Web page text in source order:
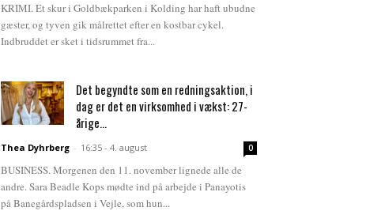
KRIMI. Et skur i Goldbækparken i Kolding har haft ubudne
gæster, og tyven gik målrettet efter en kostbar cykel.
Indbruddet er sket i tidsrummet fra...
Det begyndte som en redningsaktion, i
dag er det en virksomhed i vækst: 27-
årige...
Thea Dyhrberg - 16:35 - 4. august 0
BUSINESS. Morgenen den 11. november lignede alle de
andre. Sara Beadle Kops mødte ind på arbejde i Panayotis
på Banegårdspladsen i Vejle, som hun...